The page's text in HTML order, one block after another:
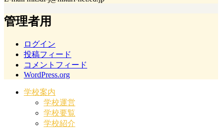
管理者用
ログイン
投稿フィード
コメントフィード
WordPress.org
学校案内
学校運営
学校要覧
学校紹介